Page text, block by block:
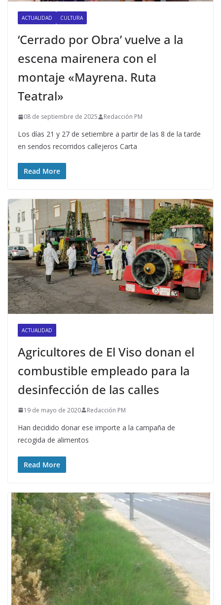
ACTUALIDAD CULTURA
‘Cerrado por Obra’ vuelve a la
escena mairenera con el
montaje «Mayrena. Ruta
Teatral»
08 de septiembre de 2025 Redacción PM
Los días 21 y 27 de setiembre a partir de las 8 de la tarde
en sendos recorridos callejeros Carta
Read More
ACTUALIDAD
Agricultores de El Viso donan el
combustible empleado para la
desinfección de las calles
19 de mayo de 2020 Redacción PM
Han decidido donar ese importe a la campaña de
recogida de alimentos
Read More